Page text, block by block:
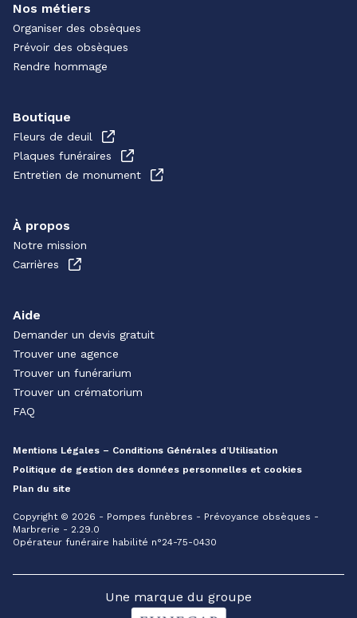
Nos métiers
Organiser des obsèques
Prévoir des obsèques
Rendre hommage
Boutique
Fleurs de deuil
Plaques funéraires
Entretien de monument
À propos
Notre mission
Carrières
Aide
Demander un devis gratuit
Trouver une agence
Trouver un funérarium
Trouver un crématorium
FAQ
Mentions Légales – Conditions Générales d’Utilisation
Politique de gestion des données personnelles et cookies
Plan du site
Copyright © 2026 - Pompes funèbres - Prévoyance obsèques -
Marbrerie - 2.29.0
Opérateur funéraire habilité n°24-75-0430
Une marque du groupe